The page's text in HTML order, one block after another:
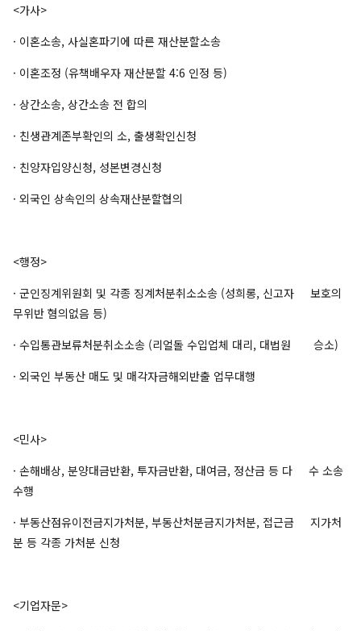
<가사>
· 이혼소송, 사실혼파기에 따른 재산분할소송
· 이혼조정 (유책배우자 재산분할 4:6 인정 등)
· 상간소송, 상간소송 전 합의
· 친생관계존부확인의 소, 출생확인신청
· 친양자입양신청, 성본변경신청
· 외국인 상속인의 상속재산분할협의
<행정>
· 군인징계위원회 및 각종 징계처분취소소송 (성희롱, 신고자 보호의
무위반 혐의없음 등)
· 수입통관보류처분취소소송 (리얼돌 수입업체 대리, 대법원 승소)
· 외국인 부동산 매도 및 매각자금해외반출 업무대행
<민사>
· 손해배상, 분양대금반환, 투자금반환, 대여금, 정산금 등 다 수 소송
수행
· 부동산점유이전금지가처분, 부동산처분금지가처분, 접근금 지가처
분 등 각종 가처분 신청
<기업자문>